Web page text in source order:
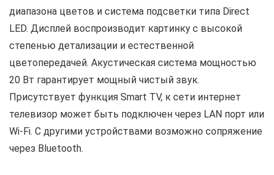
диапазона цветов и система подсветки типа Direct
LED. Дисплей воспроизводит картинку с высокой
степенью детализации и естественной
цветопередачей. Акустическая система мощностью
20 Вт гарантирует мощный чистый звук.
Присутствует функция Smart TV, к сети интернет
телевизор может быть подключен через LAN порт или
Wi-Fi. С другими устройствами возможно сопряжение
через Bluetooth.